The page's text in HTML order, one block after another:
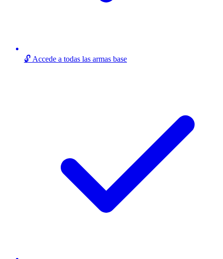
🔓 Accede a todas las armas base